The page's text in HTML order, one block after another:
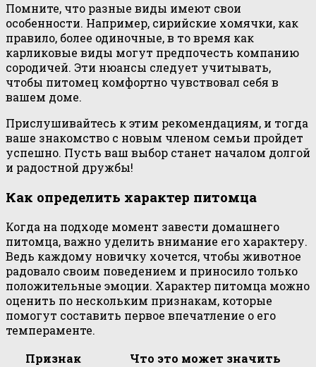
Помните, что разные виды имеют свои
особенности. Например, сирийские хомячки, как
правило, более одиночные, в то время как
карликовые виды могут предпочесть компанию
сородичей. Эти нюансы следует учитывать,
чтобы питомец комфортно чувствовал себя в
вашем доме.
Прислушивайтесь к этим рекомендациям, и тогда
ваше знакомство с новым членом семьи пройдет
успешно. Пусть ваш выбор станет началом долгой
и радостной дружбы!
Как определить характер питомца
Когда на подходе момент завести домашнего
питомца, важно уделить внимание его характеру.
Ведь каждому новичку хочется, чтобы животное
радовало своим поведением и приносило только
положительные эмоции. Характер питомца можно
оценить по нескольким признакам, которые
помогут составить первое впечатление о его
темпераменте.
Признак
Что это может значить